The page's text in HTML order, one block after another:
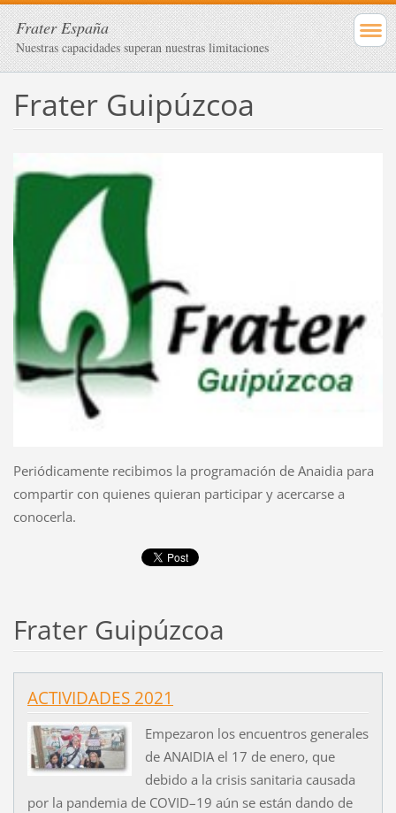
Frater España
Nuestras capacidades superan nuestras limitaciones
Frater Guipúzcoa
Periódicamente recibimos la programación de Anaidia para
compartir con quienes quieran participar y acercarse a
conocerla.
Frater Guipúzcoa
ACTIVIDADES 2021
Empezaron los encuentros generales
de ANAIDIA el 17 de enero, que
debido a la crisis sanitaria causada
por la pandemia de COVID–19 aún se están dando de